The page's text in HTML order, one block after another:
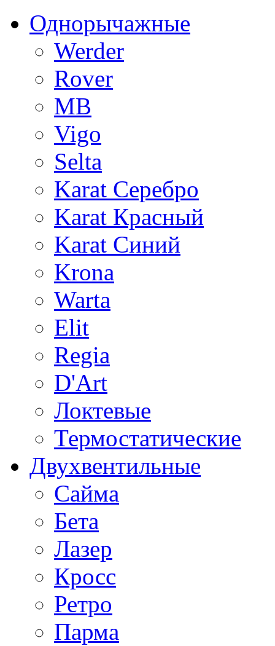
Однорычажные
Werder
Rover
MB
Vigo
Selta
Karat Серебро
Karat Красный
Karat Синий
Krona
Warta
Elit
Regia
D'Art
Локтевые
Термостатические
Двухвентильные
Сайма
Бета
Лазер
Кросс
Ретро
Парма